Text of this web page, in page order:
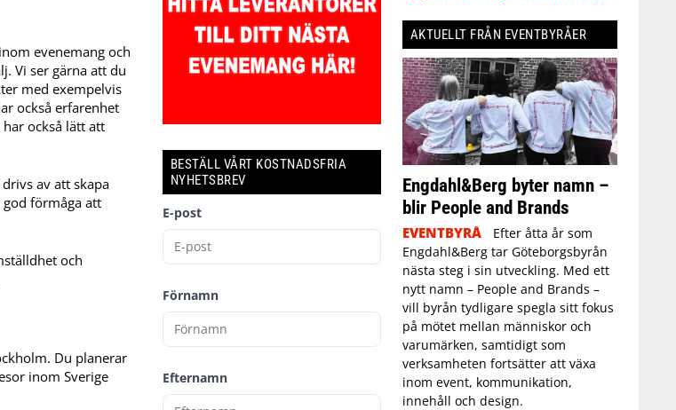
evenemang och
Vi ser gärna att du
med exempelvis
också erfarenhet
också lätt att
av att skapa
förmåga att
och
Du planerar
inom Sverige
BESTÄLL VÅRT KOSTNADSFRIA
NYHETSBREV
E-post
Förnamn
Efternamn
AKTUELLT FRÅN EVENTBYRÅER
Engdahl&Berg byter namn –
blir People and Brands
EVENTBYRÅ
Efter åtta år som
Engdahl&Berg tar Göteborgsbyrån
nästa steg i sin utveckling. Med ett
nytt namn – People and Brands –
vill byrån tydligare spegla sitt fokus
på mötet mellan människor och
varumärken, samtidigt som
verksamheten fortsätter att växa
inom event, kommunikation,
innehåll och design.